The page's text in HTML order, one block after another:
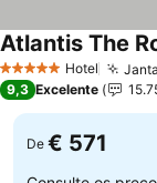
5 Estrelas Hotel
Atlantis The
9,3 Excelente
De € 571